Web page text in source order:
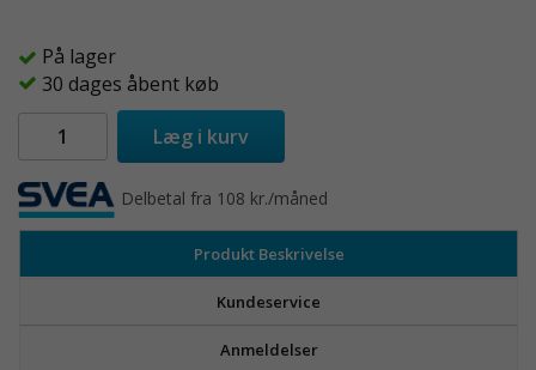
På lager
30 dages åbent køb
Læg i kurv
Delbetal fra 108 kr./måned
Produkt Beskrivelse
Kundeservice
Anmeldelser